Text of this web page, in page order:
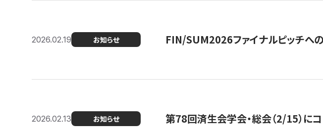
2026.02.19 お知らせ FIN/SUM2026ファイナルピッチへ
2026.02.13 お知らせ 第78回済生会学会・総会（2/15）に